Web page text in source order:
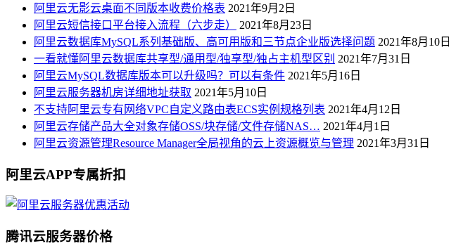
阿里云无影云桌面不同版本收费价格表 2021年9月2日
阿里云短信接口平台接入流程（六步走）
2021年8月23日
阿里云数据库MySQL系列基础版、高可用版和三节点企业版选择问题 2021年8月10日
一看就懂阿里云数据库共享型/通用型/独享型/独占主机型区别 2021年7月31日
阿里云MySQL数据库版本可以升级吗？可以有条件 2021年5月16日
阿里云服务器机房详细地址获取 2021年5月10日
不支持阿里云专有网络VPC自定义路由表ECS实例规格列表 2021年4月12日
阿里云存储产品大全对象存储OSS/块存储/文件存储NAS… 2021年4月1日
阿里云资源管理Resource Manager全局视角的云上资源概览与管理 2021年3月31日
阿里云APP专属折扣
腾讯云服务器价格